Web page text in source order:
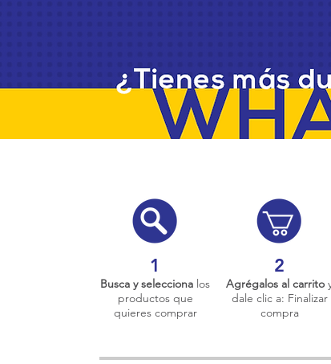
1
Busca y selecciona los
productos que
quieres comprar
2
Agrégalos al carrito
dale clic a: Finalizar
compra